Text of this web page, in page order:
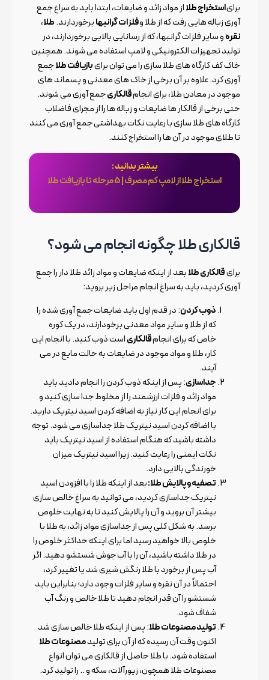
برایاستخراج طلااز مواد زائد و ضایعات، ابتدا باید به سراغ جمع
آوری زباله هایی رفت که از طلا وفلزات گرانبهابرخوردارند.طلا،
نقرهو سایر فلزات گرانبها، که از رسانایی بالایی برخوردارند، در
تولید تجهیزات الکترونیکی و لامپ استفاده می شوند. همچنین
خاک کف کارگاه های طلا سازی را می توان برایبازیافت طلاجمع
آوری کرد. علاوه بر آن برخی از خاک های معدنی و پسماند های
موجود در معادن طلا، برای انجامقالکاریجمع آوری می شوند.
حتی برخی از قالکار ها ضایعات و زباله ها را از مجرای فاضلاب
کارگاه های طلا سازی با رعایت نکات بهداشتی جمع آوری می کنند
تا طلای موجود در آن ها را استخراج کنند.
بیشتر بدانید :
استخراج طلا از لامپ کم مصرف | 5 مرحله تا بازیافت طلا
قالکاری طلا چگونه انجام می شود؟
برایقالکاری طلابعد از اینکه ضایعات و مواد زائد طلا دار را جمع
آوری کردید، باید به سراغ انجام مراحل زیر بروید:
ذوب کردن: در قدم اول باید ضایعات جمع آوری شده را
که از طلا و سایر مواد معدنی برخودارند، در یک کوره
خاص که برای انجامقالکاریاست ذوب کنید. با انجام این
کار، طلا و مواد موجود در ضایعات به حالت مایع در می
آیند.
جداسازی: پس از اینکه ذوب کردن را انجام دادید باید
مواد زائد و فلزات ارزشمند را از مخلوط جدا سازی کنید و
برای انجام این کار نیاز به اضافه کردن اسید نیتریک دارید.
با اضافه کردن اسید نیتریک طلا جداسازی می شود. توجه
داشته باشید که هنگام استفاده از اسید نیتریک باید
نکات ایمنی را رعایت کنید. زیرا اسید نیتریک میزان
خورندگی بالایی دارد.
تصفیه و پالایش طلا:بعد از اینکه طلا را با افزودن اسید
نیتریک جداسازی کردید، می توانید به سراغ خالص سازی
بیشتر آن بروید و آن را پالایش کنید تا به نهایت خلوص
برسد. به شکل کلی پس از جداسازی مواد زائد، به طلا با
خلوص بالا خواهید رسید اما برای اینکه حداکثر خلوص را
در طلا داشته باشید، آن را با آب جوش شستشو دهید. اگر
آب پس از برخورد با طلا رنگش شیری شد یا تغییر کرد،
احتمالاً در آن نقره و سایر فلزات وجود دارد؛ بنابراین باید
شستشو را آن قدر انجام دهید تا طلا خالص و رنگ آب
شفاف شود.
تولید مصنوعات طلا: پس از اینکه طلا خالص سازی شد
اکنون وقت آن رسیده که از آن برای تولیدمصنوعات طلا
استفاده شود. با طلا حاصل از قالکاری می توان انواع
مصنوعات طلا همچون، زیورآلات، سکه و .. را تولید کرد.